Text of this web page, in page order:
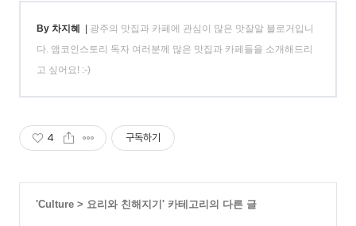
By 차지혜 | 광주의 맛집과 카페에 관심이 많은 맛잘알 블로거입니
다. 앰코인스토리 독자 여러분께 많은 맛집과 카페들을 소개해드리
고 싶어요! :-)
4 구독하기
'Culture > 요리와 친해지기 ' 카테고리의 다른 글